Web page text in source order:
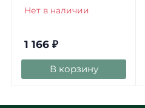
Нет в наличии
1 166 ₽
В корзину